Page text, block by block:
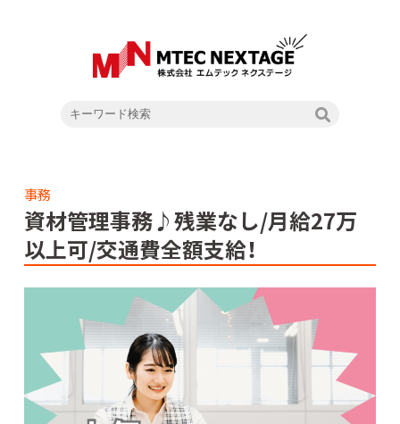
事務
資材管理事務♪残業なし/月給27万
以上可/交通費全額支給！